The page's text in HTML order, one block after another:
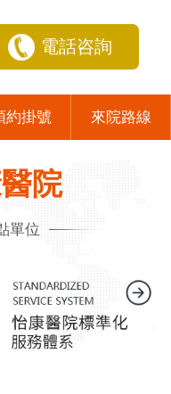
電話咨詢
約掛號 來院路線
院
單位